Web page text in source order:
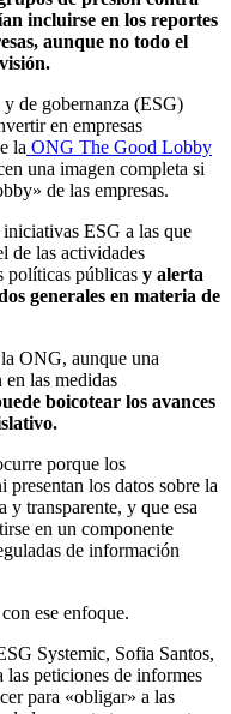
incluirse en los reportes
aunque no todo el
de gobernanza (ESG)
en empresas
la ONG The Good Lobby
una imagen completa si
de las empresas.
ESG a las que
de las actividades
políticas públicas y alerta
generales en materia de
ONG, aunque una
en las medidas
boicotear los avances
porque los
los datos sobre la
transparente, y que esa
en un componente
de información
ese enfoque.
Systemic, Sofia Santos,
peticiones de informes
para «obligar» a las